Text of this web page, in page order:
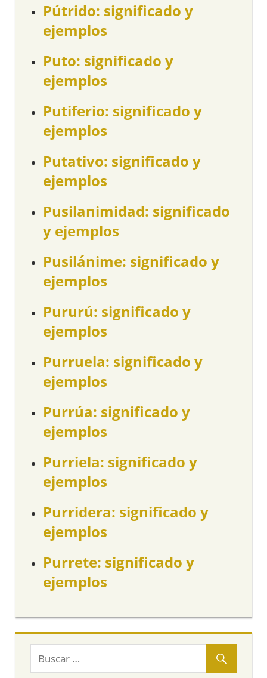
Pútrido: significado y
ejemplos
Puto: significado y
ejemplos
Putiferio: significado y
ejemplos
Putativo: significado y
ejemplos
Pusilanimidad: significado
y ejemplos
Pusilánime: significado y
ejemplos
Pururú: significado y
ejemplos
Purruela: significado y
ejemplos
Purrúa: significado y
ejemplos
Purriela: significado y
ejemplos
Purridera: significado y
ejemplos
Purrete: significado y
ejemplos